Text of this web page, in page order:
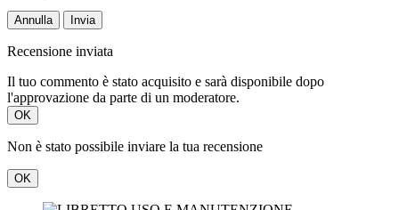
Annulla Invia
Recensione inviata
Il tuo commento è stato acquisito e sarà disponibile dopo
l'approvazione da parte di un moderatore.
OK
Non è stato possibile inviare la tua recensione
OK